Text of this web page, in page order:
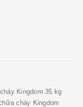
Kingdom 35 kg
cháy Kingdom